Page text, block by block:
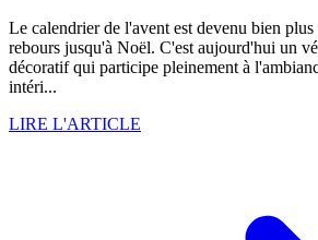
Le calendrier de l'avent est devenu bien
rebours jusqu'à Noël. C'est aujourd'hui un
décoratif qui participe pleinement à
intéri...
LIRE L'ARTICLE